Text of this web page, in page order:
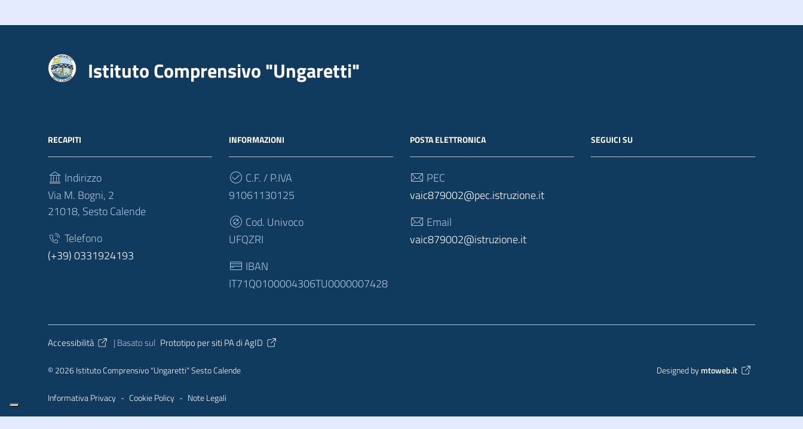
Istituto Comprensivo "Ungaretti"
RECAPITI
Indirizzo
Via M. Bogni, 2
21018, Sesto Calende
Telefono
(+39) 0331924193
INFORMAZIONI
C.F. / P.IVA
91061130125
Cod. Univoco
UFQZRI
IBAN
IT71Q0100004306TU0000007428
POSTA ELETTRONICA
PEC
vaic879002@pec.istruzione.it
Email
vaic879002@istruzione.it
SEGUICI SU
Sezione Link Utili
Accessibilità | Basato sul Prototipo per siti PA di AgID
© 2026 Istituto Comprensivo "Ungaretti" Sesto Calende
Informativa Privacy - Cookie Policy - Note Legali
Designed by mtoweb.it